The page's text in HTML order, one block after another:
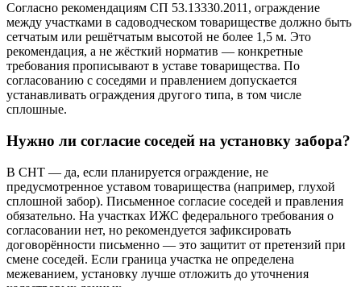
Согласно рекомендациям СП 53.13330.2011, ограждение
между участками в садоводческом товариществе должно быть
сетчатым или решётчатым высотой не более 1,5 м. Это
рекомендация, а не жёсткий норматив — конкретные
требования прописывают в уставе товарищества. По
согласованию с соседями и правлением допускается
устанавливать ограждения другого типа, в том числе
сплошные.
Нужно ли согласие соседей на установку забора?
В СНТ — да, если планируется ограждение, не
предусмотренное уставом товарищества (например, глухой
сплошной забор). Письменное согласие соседей и правления
обязательно. На участках ИЖС федерального требования о
согласовании нет, но рекомендуется зафиксировать
договорённости письменно — это защитит от претензий при
смене соседей. Если граница участка не определена
межеванием, установку лучше отложить до уточнения